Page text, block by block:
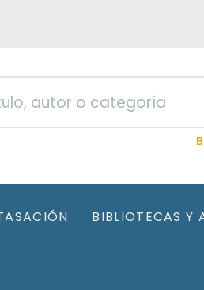
BIBLIOTECAS Y